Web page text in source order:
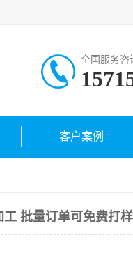
全国服务咨
客户案例
批量订单可免费打样